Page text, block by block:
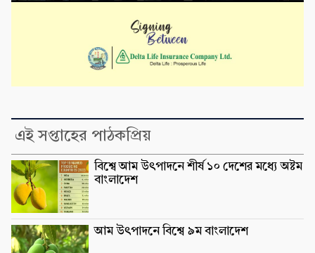
এই সপ্তাহের পাঠকপ্রিয়
বিশ্বে আম উৎপাদনে শীর্ষ ১০ দেশের মধ্যে অষ্টম
বাংলাদেশ
আম উৎপাদনে বিশ্বে ৯ম বাংলাদেশ